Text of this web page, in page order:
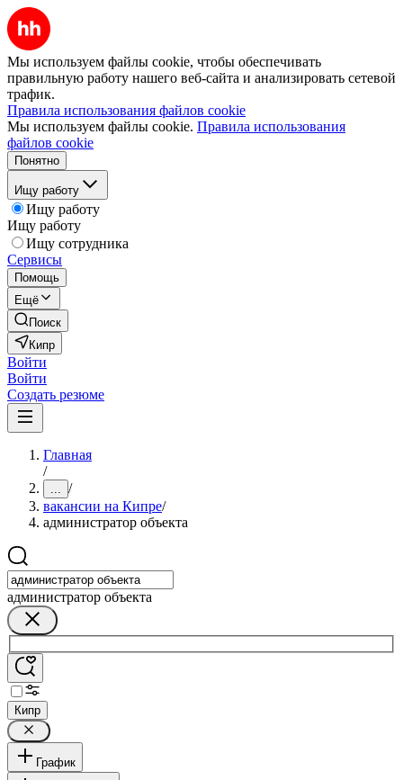
Мы используем файлы cookie, чтобы обеспечивать
правильную работу нашего веб-сайта и анализировать сетевой
трафик.
Правила использования файлов cookie
Мы используем файлы cookie. Правила использования
файлов cookie
Понятно
Ищу работу
Ищу работу
Ищу работу
Ищу сотрудника
Сервисы
Помощь
Ещё
Поиск
Кипр
Войти
Войти
Создать резюме
Главная
/
... /
вакансии на Кипре/
администратор объекта
администратор объекта
Кипр
График